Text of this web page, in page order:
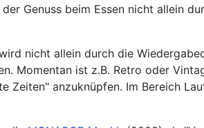
Genuss beim Essen nicht allein
nicht allein durch die
Momentan ist z.B. Retro oder
Zeiten" anzuknüpfen. Im Bereich